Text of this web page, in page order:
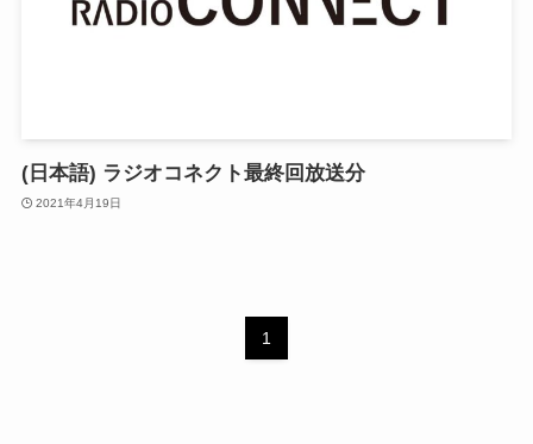
(日本語) ラジオコネクト最終回放送分
2021年4月19日
1